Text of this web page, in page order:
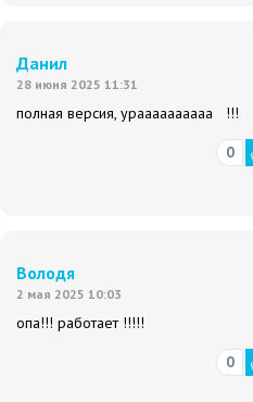
Данил
28 июня 2025 11:31
полная версия, ураааааааааа !!!
0
Володя
2 мая 2025 10:03
опа!!! работает !!!!!
0